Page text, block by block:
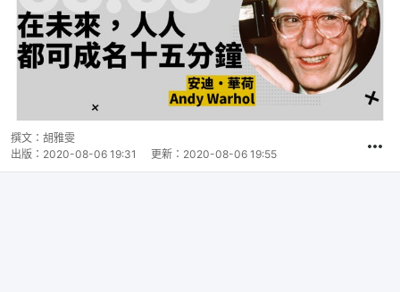
撰文： 胡雅雯
出版： 2020-08-06 19:31 更新： 2020-08-06 19:55